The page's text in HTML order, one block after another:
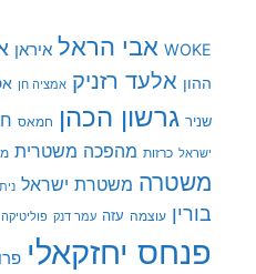
WOKE אבי הראל איראן
ההון אלעד רזניק אמציה חן
שניר גרשון הכהן חמאס
ישראל כרזות מהפכה משטרית
משטרה משטרת ישראל
בורין עוצמה עזה עמר דנק פוליטיקה
פנחס יחזקאלי